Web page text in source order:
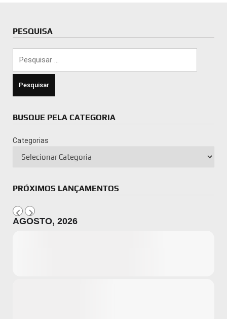
PESQUISA
BUSQUE PELA CATEGORIA
Categorias
PRÓXIMOS LANÇAMENTOS
AGOSTO, 2026